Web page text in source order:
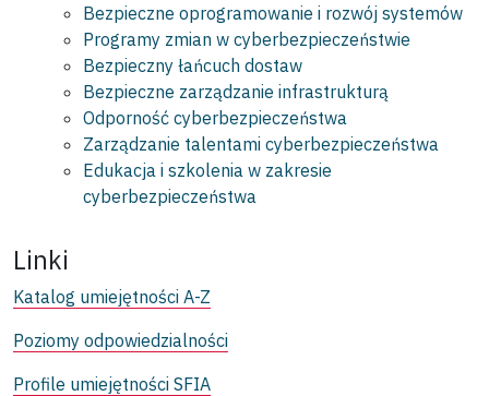
Bezpieczne oprogramowanie i rozwój systemów
Programy zmian w cyberbezpieczeństwie
Bezpieczny łańcuch dostaw
Bezpieczne zarządzanie infrastrukturą
Odporność cyberbezpieczeństwa
Zarządzanie talentami cyberbezpieczeństwa
Edukacja i szkolenia w zakresie
cyberbezpieczeństwa
Linki
Katalog umiejętności A-Z
Poziomy odpowiedzialności
Profile umiejętności SFIA